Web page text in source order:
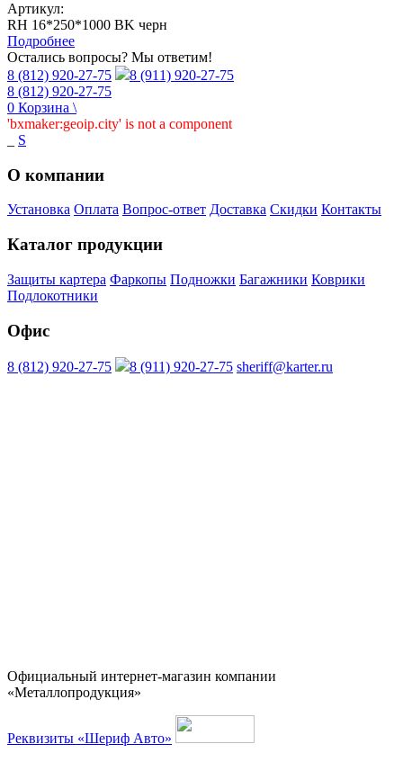
Артикул:
RH 16*250*1000 BK черн
Подробнее
Остались вопросы? Мы ответим!
8 (812) 920-27-75
8 (911) 920-27-75
8 (812) 920-27-75
0 Корзина \
'bxmaker:geoip.city' is not a component
S
О компании
Установка Оплата Вопрос-ответ Доставка Скидки Контакты
Каталог продукции
Защиты картера Фаркопы Подножки Багажники Коврики
Подлокотники
Офис
8 (812) 920-27-75 8 (911) 920-27-75 sheriff@karter.ru
Официальный интернет-магазин компании
«Металлопродукция»
Реквизиты «Шериф Авто»